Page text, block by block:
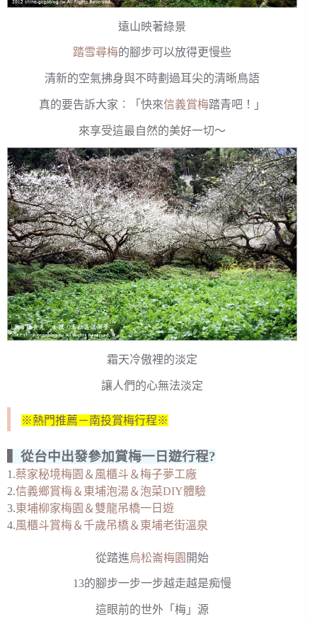
遠山映著綠景
踏雪尋梅的腳步可以放得更慢些
清新的空氣拂身與不時劃過耳尖的清晰鳥語
真的要告訴大家︰「快來信義賞梅踏青吧！」
來享受這最自然的美好一切～
霜天冷傲裡的淡定
讓人們的心無法淡定
※熱門推薦－南投賞梅行程※
▍從台中出發參加賞梅一日遊行程?
1.蔡家秘境梅園＆風櫃斗＆梅子夢工廠
2.信義鄉賞梅＆東埔泡湯＆泡菜DIY體驗
3.東埔柳家梅園＆雙龍吊橋一日遊
4.風櫃斗賞梅＆千歲吊橋＆東埔老街溫泉
從踏進烏松崙梅園 開始
13的腳步一步一步越走越是痴慢
這眼前的世外「梅」源